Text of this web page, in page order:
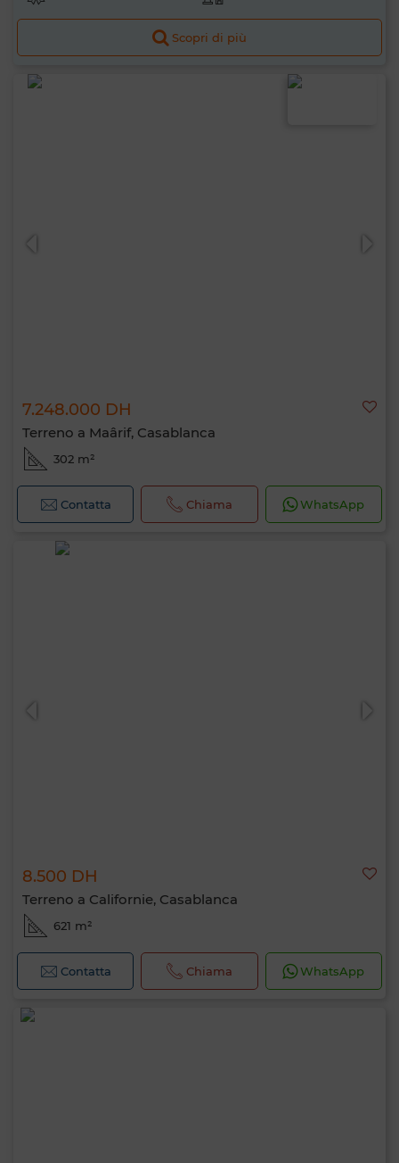
Scopri di più
7.248.000 DH
Terreno a Maârif, Casablanca
302 m²
Contatta Chiama WhatsApp
8.500 DH
Terreno a Californie, Casablanca
621 m²
Contatta Chiama WhatsApp